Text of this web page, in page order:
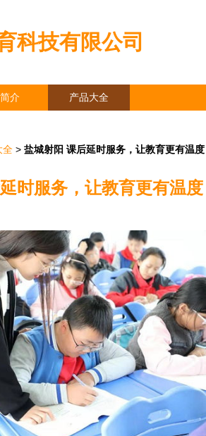
科技有限公司
介 产品大全
全 > 盐城射阳 课后延时服务，让教育更有温度
时服务，让教育更有温度